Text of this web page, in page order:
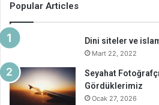
Popular Articles
Dini siteler ve
Mart 22, 2022
Seyahat
Gördüklerimiz
Ocak 27, 2026